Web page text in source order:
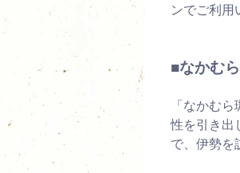
ンでご利用
■なかむ
「なかむ
性を引き出
で、伊勢を